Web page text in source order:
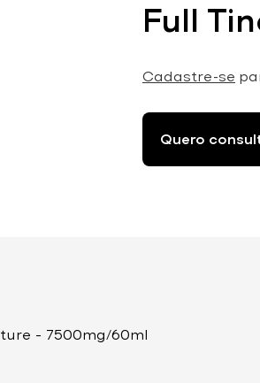
Full
Cadastre-se
Quero
– 7500mg/60ml